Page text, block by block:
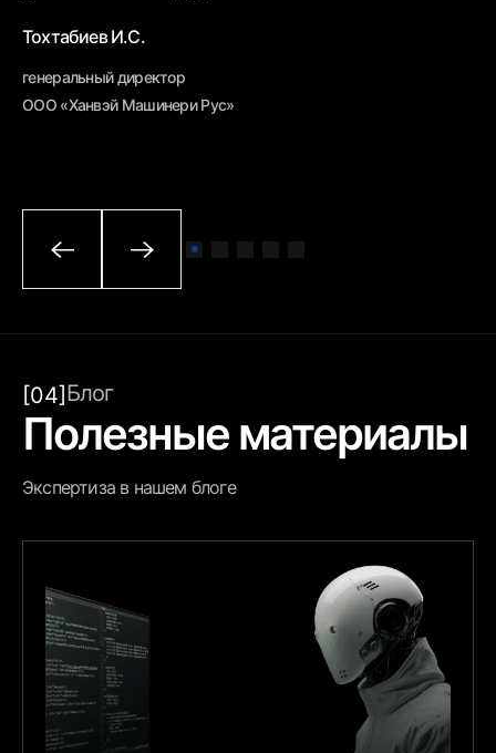
Тохтабиев И.С.
генеральный директор
ООО «Ханвэй Машинери Рус»
[04]Блог
Полезные материалы
Экспертиза в нашем блоге